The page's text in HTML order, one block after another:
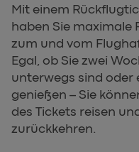
Mit einem
haben Sie maximale
zum und vom
Egal, ob Sie zwei
unterwegs sind oder
genießen – Sie
des Tickets reisen
zurückkehren.